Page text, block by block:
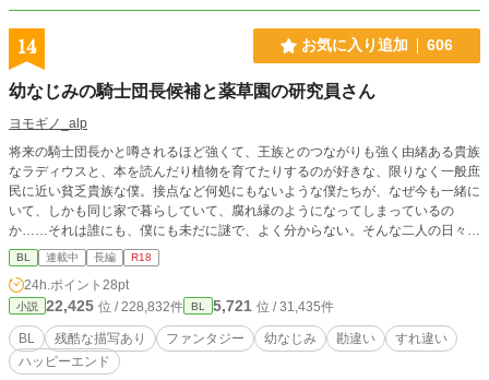
14 お気に入り追加 606
幼なじみの騎士団長候補と薬草園の研究員さん
ヨモギノ_alp
将来の騎士団長かと噂されるほど強くて、王族とのつながりも強く由緒ある貴族
なラディウスと、本を読んだり植物を育てたりするのが好きな、限りなく一般庶
民に近い貧乏貴族な僕。接点など何処にもないような僕たちが、なぜ今も一緒に
いて、しかも同じ家で暮らしていて、腐れ縁のようになってしまっているの
か……それは誰にも、僕にも未だに謎で、よく分からない。そんな二人の日々徒
然、すれ違い勘違いちょっびりラブコメ風ファンタジーＢとＬ。幼なじみの騎士
団長候補×薬草園の研究員さん。 全四話。※マーク付は背後にお気を付けてお読
みください。
BL 連載中 長編 R18
24h.ポイント 28pt
小説 22,425 位 / 228,832件 BL 5,721 位 / 31,435件
BL 残酷な描写あり ファンタジー 幼なじみ 勘違い
すれ違い
ハッピーエンド